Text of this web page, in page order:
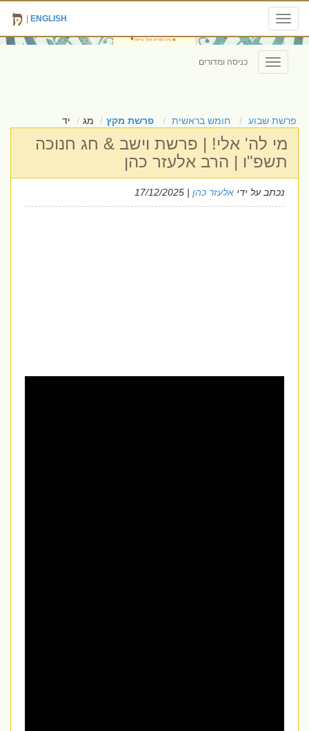
Toggle
navigation
ENGLISH
Toggle
navigation
כניסה ומדורים
פרשת שבוע חומש בראשית פרשת מקץ מג יד
מי לה' אלי! | פרשת וישב & חג חנוכה
תשפ"ו | הרב אלעזר כהן
נכתב על ידי אלעזר כהן | 17/12/2025